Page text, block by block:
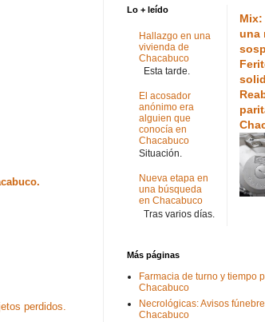
perdidos.
Lo + leído
Hallazgo en una
vivienda de
Chacabuco
Esta tarde.
El acosador
anónimo era
alguien que
conocía en
Chacabuco
Situación.
Nueva etapa en
una búsqueda
en Chacabuco
Tras varios días.
Mix:
una
Más páginas
Farmacia de turno y tiempo
Chacabuco
Necrológicas: Avisos
Chacabuco